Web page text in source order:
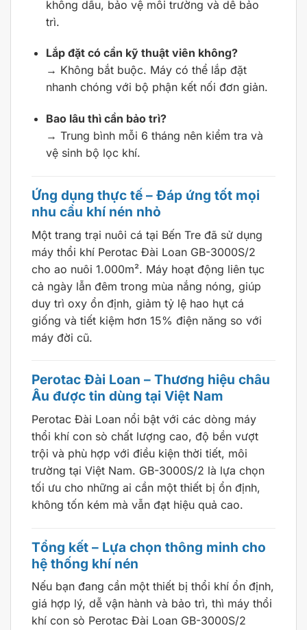
không dầu, bảo vệ môi trường và dễ bảo
trì.
Lắp đặt có cần kỹ thuật viên không?
→ Không bắt buộc. Máy có thể lắp đặt
nhanh chóng với bộ phận kết nối đơn giản.
Bao lâu thì cần bảo trì?
→ Trung bình mỗi 6 tháng nên kiểm tra và
vệ sinh bộ lọc khí.
Ứng dụng thực tế – Đáp ứng tốt mọi
nhu cầu khí nén nhỏ
Một trang trại nuôi cá tại Bến Tre đã sử dụng
máy thổi khí Perotac Đài Loan GB-3000S/2
cho ao nuôi 1.000m². Máy hoạt động liên tục
cả ngày lẫn đêm trong mùa nắng nóng, giúp
duy trì oxy ổn định, giảm tỷ lệ hao hụt cá
giống và tiết kiệm hơn 15% điện năng so với
máy đời cũ.
Perotac Đài Loan – Thương hiệu châu
Âu được tin dùng tại Việt Nam
Perotac Đài Loan nổi bật với các dòng máy
thổi khí con sò chất lượng cao, độ bền vượt
trội và phù hợp với điều kiện thời tiết, môi
trường tại Việt Nam. GB-3000S/2 là lựa chọn
tối ưu cho những ai cần một thiết bị ổn định,
không tốn kém mà vẫn đạt hiệu quả cao.
Tổng kết – Lựa chọn thông minh cho
hệ thống khí nén
Nếu bạn đang cần một thiết bị thổi khí ổn định,
giá hợp lý, dễ vận hành và bảo trì, thì máy thổi
khí con sò Perotac Đài Loan GB-3000S/2